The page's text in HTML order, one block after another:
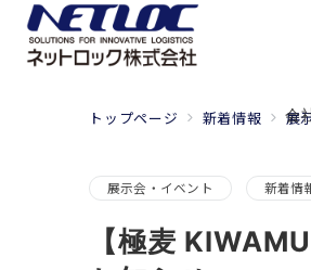
会
トップページ 新着情報 展
展示会・イベント 新着情
【極麦